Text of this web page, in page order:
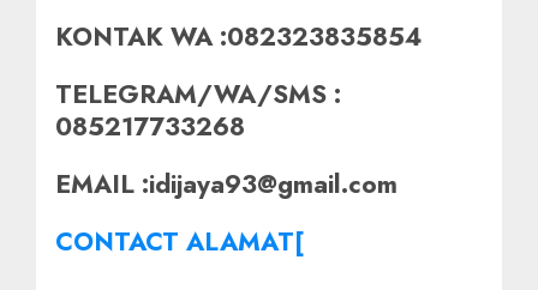
KONTAK WA :082323835854
TELEGRAM/WA/SMS :
085217733268
EMAIL :idijaya93@gmail.com
CONTACT ALAMAT[